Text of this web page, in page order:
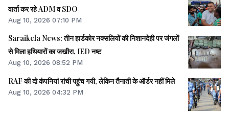
वार्ता कर रहे ADM व SDO
Aug 10, 2026 07:10 PM
Saraikela News: तीन हार्डकोर नक्सलियों की निशानदेही पर जंगलों
से मिला हथियारों का जखीरा, IED नष्ट
Aug 10, 2026 08:52 PM
RAF की दो कंपनियां रांची पहुंच गयी, लेकिन तैनाती के ऑर्डर नहीं मिले
Aug 10, 2026 04:32 PM